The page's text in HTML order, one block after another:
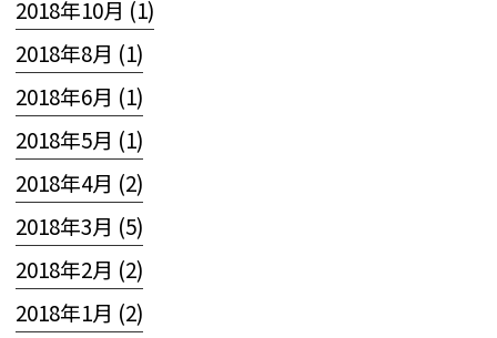
2018年10月 (1)
2018年8月 (1)
2018年6月 (1)
2018年5月 (1)
2018年4月 (2)
2018年3月 (5)
2018年2月 (2)
2018年1月 (2)